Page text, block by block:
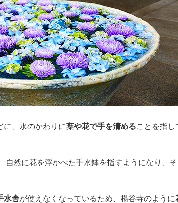
に、水のかわりに葉や花で手を清めることを指し
自然に花を浮かべた手水鉢を指すようになり、そ
水舎が使えなくなっているため、楊谷寺のように